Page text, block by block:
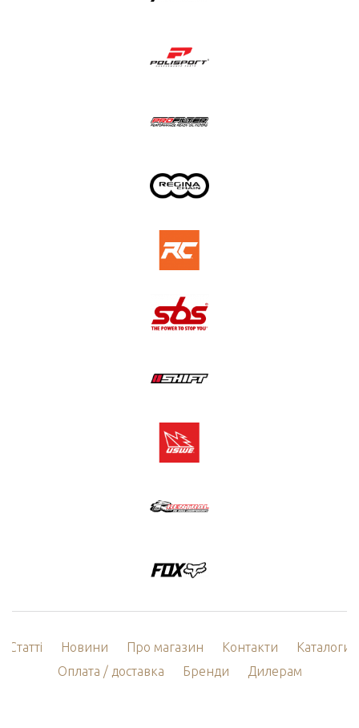
Статті Новини Про магазин Контакти
Каталоги
Оплата / доставка
Бренди Дилерам